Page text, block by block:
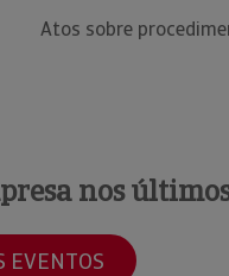
Atos sobre
nos
EVENTOS